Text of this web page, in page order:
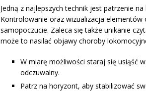
Jedną z najlepszych technik jest patrzenie
Kontrolowanie oraz wizualizacja
samopoczucie. Zaleca się także unikanie
może to nasilać objawy choroby
W miarę możliwości staraj się usiąść
odczuwalny.
Patrz na horyzont, aby stabilizować